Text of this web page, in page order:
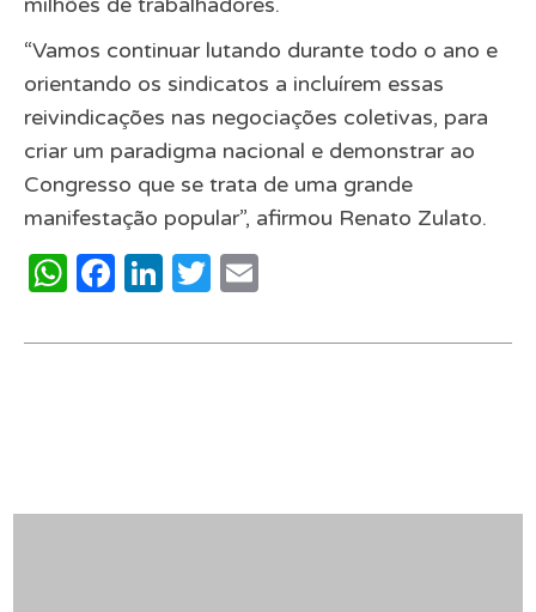
“Vamos continuar lutando durante todo o ano e
orientando os sindicatos a incluírem essas
reivindicações nas negociações coletivas, para
criar um paradigma nacional e demonstrar ao
Congresso que se trata de uma grande
manifestação popular”, afirmou Renato Zulato.
WhatsApp
Facebook
LinkedIn
Twitter